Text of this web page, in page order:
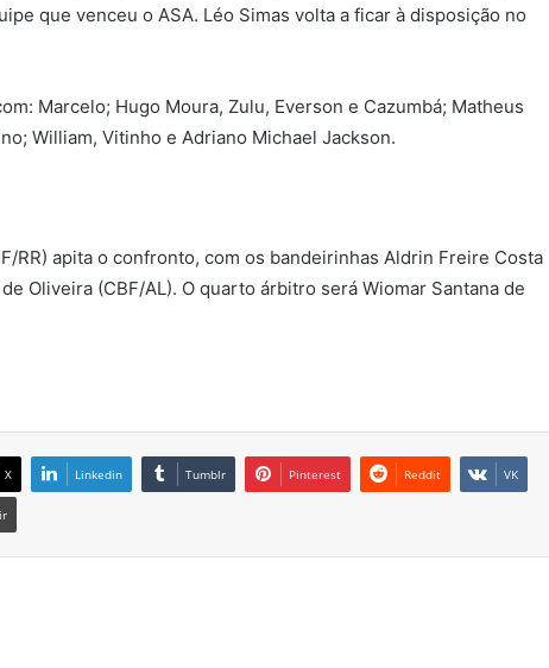
que venceu o ASA. Léo Simas volta a ficar à disposição no
Marcelo; Hugo Moura, Zulu, Everson e Cazumbá; Matheus
William, Vitinho e Adriano Michael Jackson.
RR) apita o confronto, com os bandeirinhas Aldrin Freire Costa
Oliveira (CBF/AL). O quarto árbitro será Wiomar Santana de
X Linkedin Tumblr Pinterest Reddit VK